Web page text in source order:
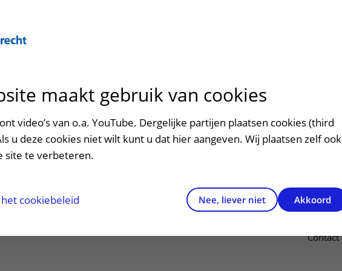
patiëntportaal
het ziekenhuis
en voorzieningen
Contact en route
Contactgegevens
Verwijzers
Teleconsult aanvragen
Zorgverlenersportaal
Contact
een diagnose te stellen.
maakt gebruik van cookies
video’s van o.a. YouTube. Dergelijke partijen plaatsen cookies (third
u deze cookies niet wilt kunt u dat hier aangeven. Wij plaatsen zelf ook
site te verbeteren.
cookiebeleid Nee, liever niet Akkoord